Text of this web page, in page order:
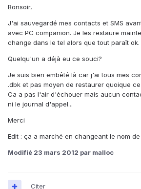
Bonsoir,
J'ai sauvegardé mes contacts et SMS
avec PC companion. Je les restaure
change dans le tel alors que tout paraît ok.
Quelqu'un a déjà eu ce souci?
Je suis bien embêté là car j'ai tous mes
.dbk et pas moyen de restaurer quoique
Ca a pas l'air d'échouer mais aucun
ni le journal d'appel...
Merci
Edit : ça a marché en changeant le nom
Modifié 23 mars 2012 par malloc
Citer